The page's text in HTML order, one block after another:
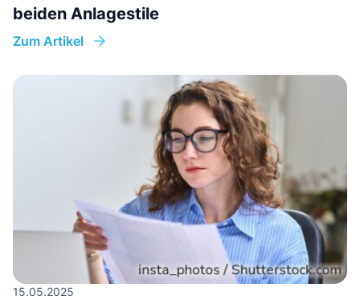
beiden Anlagestile
Zum Artikel
15.05.2025